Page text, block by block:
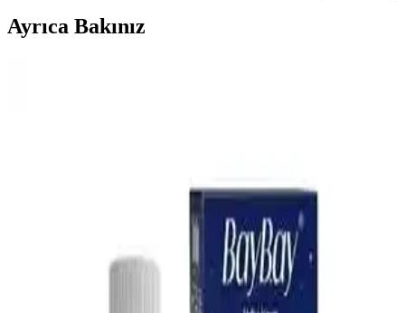
Ayrıca Bakınız
En İyi Bebek Gaz İlacı Seçimi: Güvenilir ve Doğal
Çözümlerle Bebek Rahatlığı
Bebeklerin gaz sancılarını hafifletmek için doğal ve güvenilir bebek
gaz ilaçları hakkında bilgi alın. Doğru ürün seçimiyle bebeğinizin